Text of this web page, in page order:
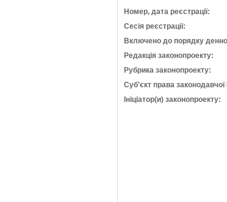
Номер, дата реєстрації:
Сесія реєстрації:
Включено до порядку
Редакція законопроекту:
Рубрика законопроекту:
Суб'єкт права законодавчої
Ініціатор(и) законопроекту: